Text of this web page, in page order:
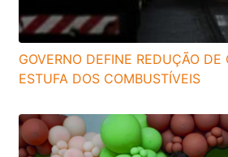
GOVERNO DEFINE REDUÇÃO DE
ESTUFA DOS COMBUSTÍVEIS